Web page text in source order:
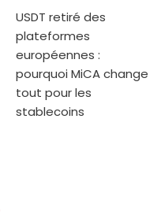
USDT retiré des
plateformes
européennes :
pourquoi MiCA change
tout pour les
stablecoins